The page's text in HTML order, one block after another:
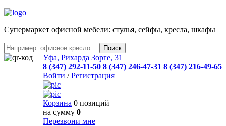
Cупермаркет офисной мебели: стулья, сейфы, кресла, шкафы
Уфа, Рихарда Зорге, 31
8 (347) 292-11-50 8 (347) 246-47-31 8 (347) 216-49-65
Войти /Регистрация
Корзина 0 позиций
на сумму 0
Перезвони мне